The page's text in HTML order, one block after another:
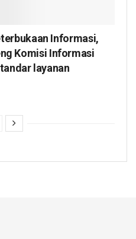
Informasi,
Komisi Informasi
layanan